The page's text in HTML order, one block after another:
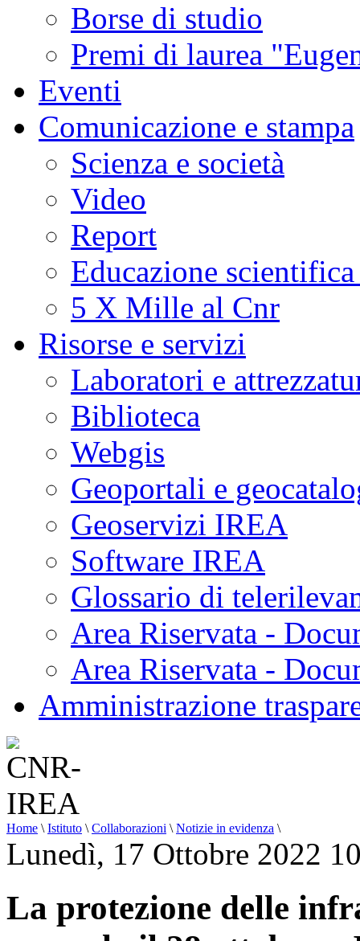
Borse di studio
Premi di laurea
Eventi
Comunicazione e stampa
Scienza e società
Video
Report
Educazione
5 X Mille al Cnr
Risorse e servizi
Laboratori e
Biblioteca
Webgis
Geoportali e
Geoservizi IREA
Software IREA
Glossario di
Area Riservata -
Area Riservata -
Amministrazione
Home \ Istituto \ Collaborazioni \ Notizie in evidenza \
Lunedì, 17 Ottobre 2022
La protezione delle